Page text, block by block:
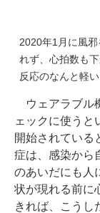
2020年1月に風
れず、心拍数も
反応のなんと軽
ウェアラブル
ェックに使うと
開始されている
症は、感染から
のあいだにも人
状が現れる前に
きれば、こうし